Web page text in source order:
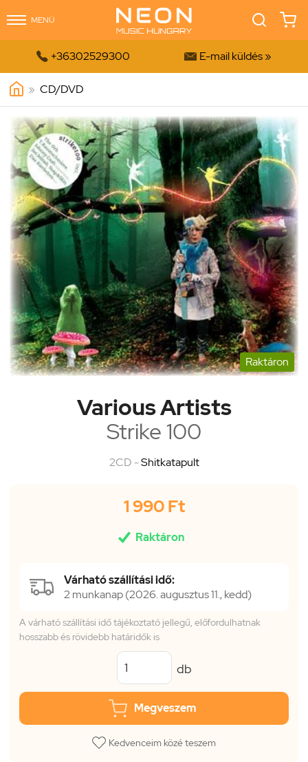
MENÜ
 +36302529300  E-mail küldés »
» CD/DVD
Raktáron
Various Artists
Strike 100
2CD -Shitkatapult
1 990 Ft
 Raktáron
Várható szállítási idő:
2 munkanap (2026. augusztus 11., kedd)
A várható szállítási idő tájékoztató jellegű, előfordulhatnak
hosszabb és rövidebb határidők is
db
Megveszem
Kedvenceim közé teszem